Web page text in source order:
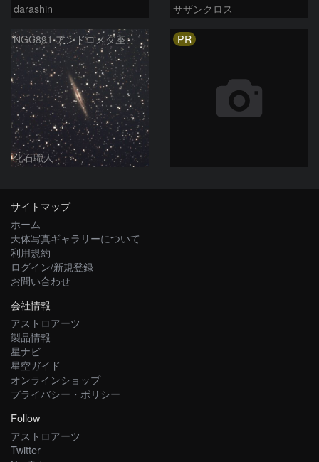
darashin サザンクロス
NGC891 アンドロメダ座
化石職人
PR
サイトマップ
ホーム
天体写真ギャラリーについて
利用規約
ログイン/新規登録
お問い合わせ
会社情報
アストロアーツ
製品情報
星ナビ
星空ガイド
オンラインショップ
プライバシー・ポリシー
Follow
アストロアーツ
Twitter